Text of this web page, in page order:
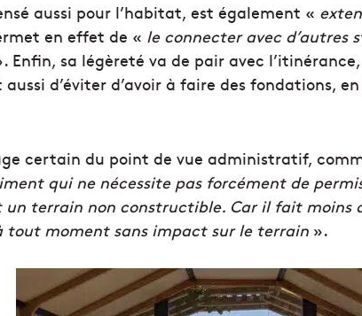
aussi pour l’habitat, est également «
en effet de « le connecter avec d’autres
Enfin, sa légèreté va de pair avec
d’éviter d’avoir à faire des fondations,
certain du point de vue administratif,
qui ne nécessite pas forcément de
un terrain non constructible. Car il fait moins
tout moment sans impact sur le terrain ».